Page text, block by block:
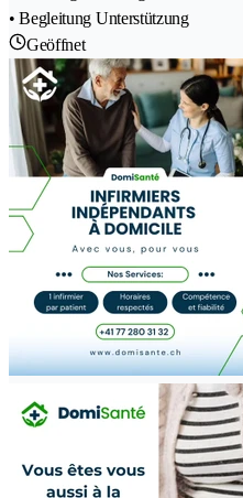
• Begleitung Unterstützung
Geöffnet